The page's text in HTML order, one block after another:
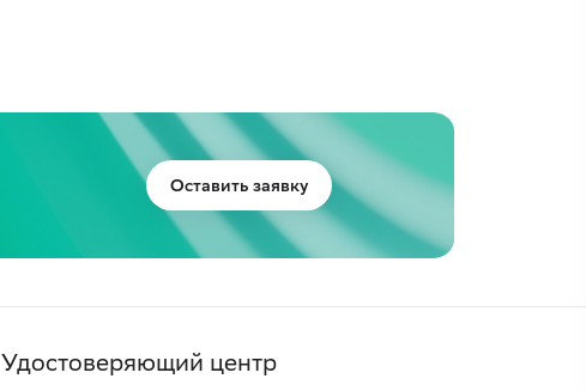
Оставить заявку
Удостоверяющий центр